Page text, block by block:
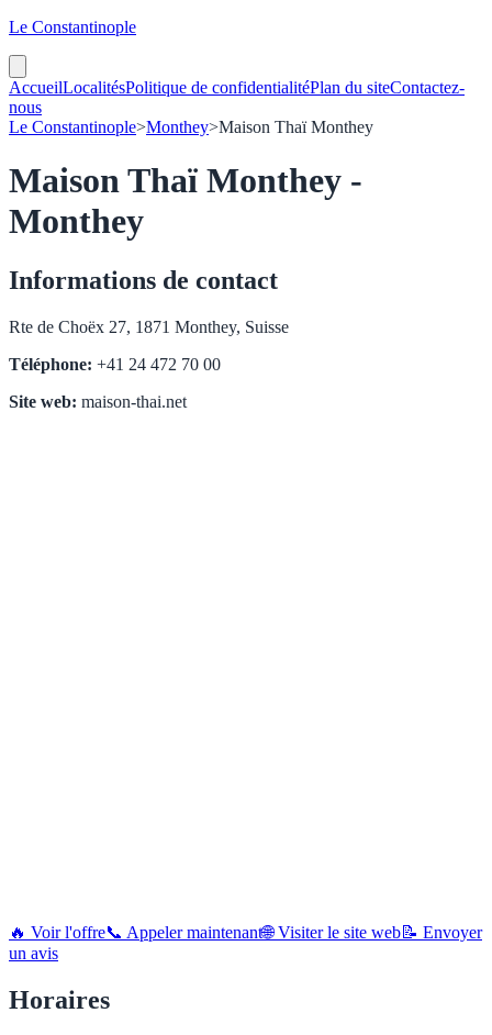
Le Constantinople
AccueilLocalitésPolitique de confidentialitéPlan du siteContactez-
nous
Le Constantinople>Monthey>Maison Thaï Monthey
Maison Thaï Monthey -
Monthey
Informations de contact
Rte de Choëx 27, 1871 Monthey, Suisse
Téléphone: +41 24 472 70 00
Site web: maison-thai.net
🔥 Voir l'offre📞 Appeler maintenant🌐 Visiter le site web📝 Envoyer
un avis
Horaires